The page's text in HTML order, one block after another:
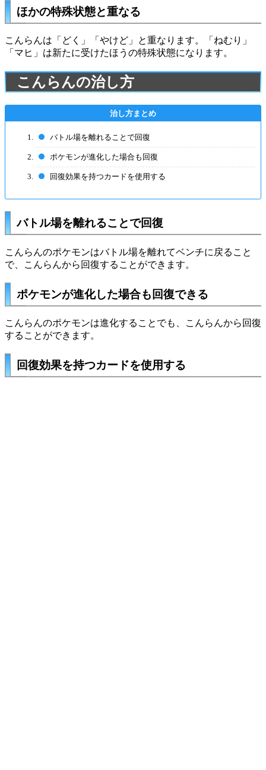
ほかの特殊状態と重なる
こんらんは「どく」「やけど」と重なります。「ねむり」
「マヒ」は新たに受けたほうの特殊状態になります。
こんらんの治し方
バトル場を離れることで回復
ポケモンが進化した場合も回復
回復効果を持つカードを使用する
バトル場を離れることで回復
こんらんのポケモンはバトル場を離れてベンチに戻ること
で、こんらんから回復することができます。
ポケモンが進化した場合も回復できる
こんらんのポケモンは進化することでも、こんらんから回復
することができます。
回復効果を持つカードを使用する